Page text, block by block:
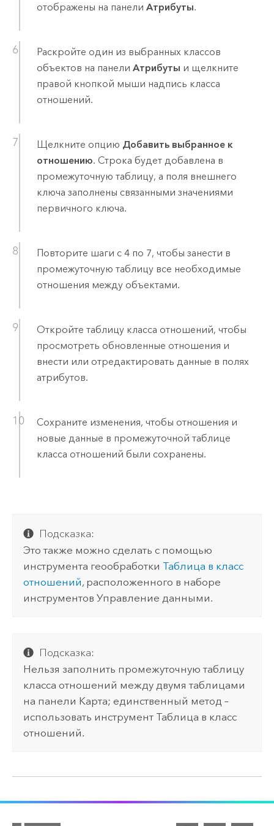
отображены на панели Атрибуты.
Раскройте один из выбранных классов
объектов на панели Атрибуты и щелкните
правой кнопкой мыши надпись класса
отношений.
Щелкните опцию Добавить выбранное к
отношению. Строка будет добавлена в
промежуточную таблицу, а поля внешнего
ключа заполнены связанными значениями
первичного ключа.
Повторите шаги с 4 по 7, чтобы занести в
промежуточную таблицу все необходимые
отношения между объектами.
Откройте таблицу класса отношений, чтобы
просмотреть обновленные отношения и
внести или отредактировать данные в полях
атрибутов.
Сохраните изменения, чтобы отношения и
новые данные в промежуточной таблице
класса отношений были сохранены.
Подсказка:
Это также можно сделать с помощью
инструмента геообработки Таблица в класс
отношений, расположенного в наборе
инструментов Управление данными.
Подсказка:
Нельзя заполнить промежуточную таблицу
класса отношений между двумя таблицами
на панели Карта; единственный метод –
использовать инструмент Таблица в класс
отношений.